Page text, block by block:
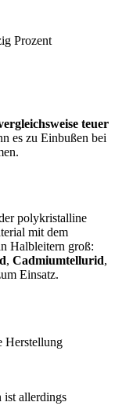
Prozent
teuer
es zu Einbußen bei
polykristalline
mit dem
Halbleitern groß:
, Cadmiumtellurid,
Einsatz.
Herstellung
ist allerdings